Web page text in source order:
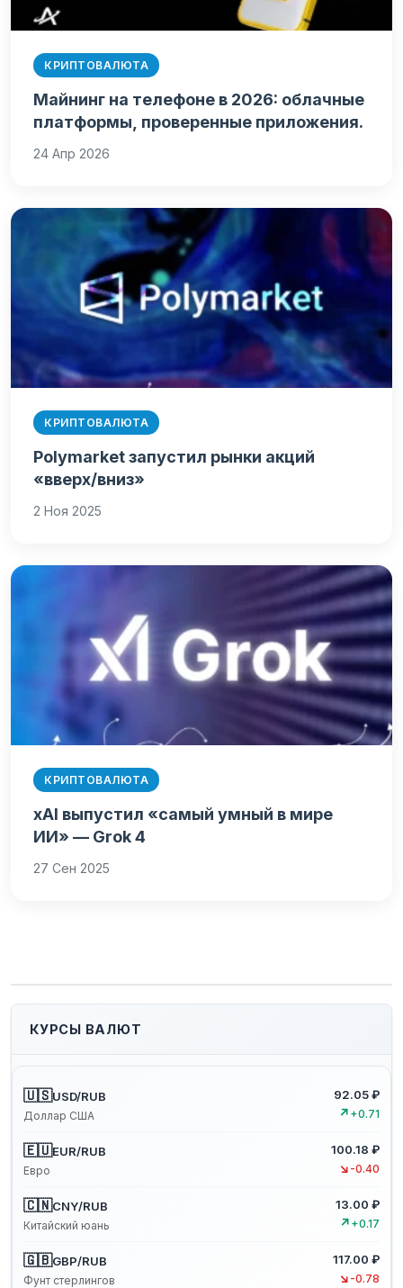
КРИПТОВАЛЮТА
Майнинг на телефоне в 2026: облачные
платформы, проверенные приложения.
24 Апр 2026
КРИПТОВАЛЮТА
Polymarket запустил рынки акций
«вверх/вниз»
2 Ноя 2025
КРИПТОВАЛЮТА
xAI выпустил «самый умный в мире
ИИ» — Grok 4
27 Сен 2025
КУРСЫ ВАЛЮТ
🇺🇸USD/RUB
Доллар США
92.05 ₽
↗ +0.71
🇪🇺EUR/RUB
Евро
100.18 ₽
↘ -0.40
🇨🇳CNY/RUB
Китайский юань
13.00 ₽
↗ +0.17
🇬🇧GBP/RUB
Фунт стерлингов
117.00 ₽
↘ -0.78